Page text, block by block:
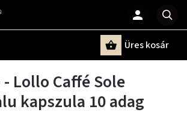
Üres kosár
- Lollo Caffé Sole
kapszula 10 adag